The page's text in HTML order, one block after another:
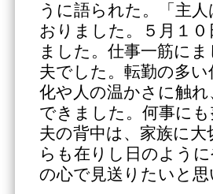
うに語られた。「主
おりました。５月１
ました。仕事一筋に
夫でした。転勤の多
化や人の温かさに触
できました。何事に
夫の背中は、家族に
らも在りし日のよう
の心で見送りたいと思